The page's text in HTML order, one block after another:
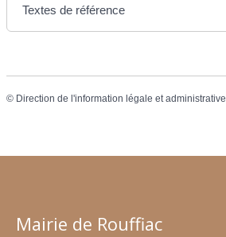
Textes de référence
© Direction de l'information légale et administrative
Mairie de Rouffiac